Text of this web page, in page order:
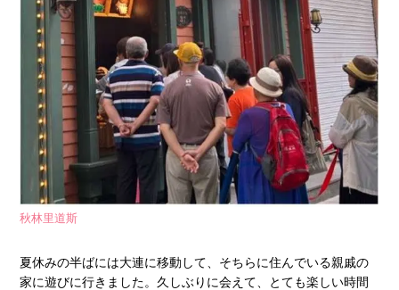
秋林里道斯
夏休みの半ばには大連に移動して、そちらに住んでいる親戚の
家に遊びに行きました。久しぶりに会えて、とても楽しい時間